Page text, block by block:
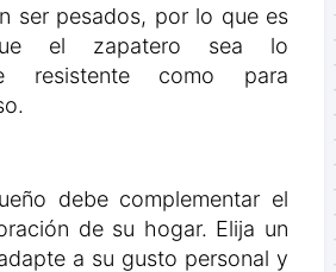
ser pesados, por lo que es
el zapatero sea lo
resistente como para
debe complementar el
de su hogar. Elija un
a su gusto personal y